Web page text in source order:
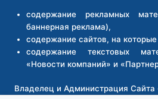
содержание рекламных
баннерная реклама),
содержание сайтов, на
содержание текстовых
«Новости компаний» и
Владелец и Администрация